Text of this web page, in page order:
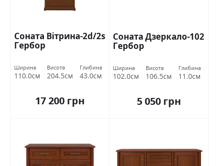
Соната Вітрина-2d/2s
Гербор
Ширина
110.0см
Висота
204.5см
Глибина
43.0см
17 200 грн
Соната Дзеркало-102
Гербор
Ширина
102.0см
Висота
106.5см
Глибина
11.0см
5 050 грн